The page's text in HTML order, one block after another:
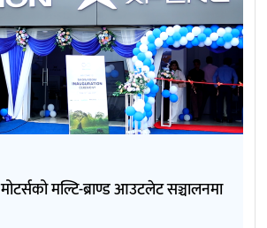
मल्टि-ब्राण्ड आउटलेट सञ्चालनमा